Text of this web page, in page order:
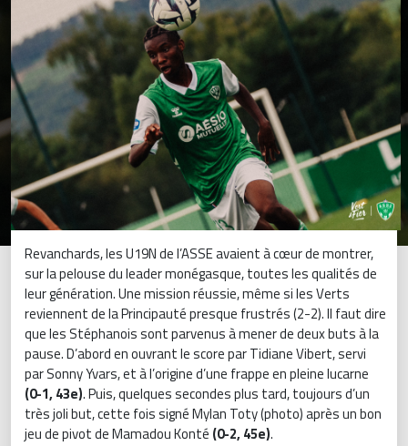
Revanchards, les U19N de l’ASSE avaient à cœur de montrer,
sur la pelouse du leader monégasque, toutes les qualités de
leur génération. Une mission réussie, même si les Verts
reviennent de la Principauté presque frustrés (2-2). Il faut dire
que les Stéphanois sont parvenus à mener de deux buts à la
pause. D’abord en ouvrant le score par Tidiane Vibert, servi
par Sonny Yvars, et à l’origine d’une frappe en pleine lucarne
(0-1, 43e). Puis, quelques secondes plus tard, toujours d’un
très joli but, cette fois signé Mylan Toty (photo) après un bon
jeu de pivot de Mamadou Konté (0-2, 45e).